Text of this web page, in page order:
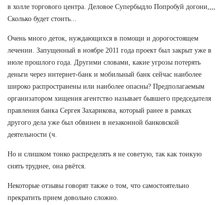
в холле торгового центра. Деловое Супербыдло Попробуй догони,,,,
Сколько будет стоить...
Очень много деток, нуждающихся в помощи и дорогостоящем
лечении. Запущенный в ноябре 2011 года проект был закрыт уже в
июле прошлого года. Другими словами, какие угрозы потерять
деньги через интернет-банк и мобильный банк сейчас наиболее
широко распространены или наиболее опасны? Предполагаемым
организатором хищения агентство называет бывшего председателя
правления банка Сергея Захарикова, который ранее в рамках
другого дела уже был обвинен в незаконной банковской
деятельности (ч.
Но и слишком тонко распределять я не советую, так как тонкую
снять труднее, она рвётся.
Некоторые отзывы говорят также о том, что самостоятельно
прекратить прием довольно сложно.